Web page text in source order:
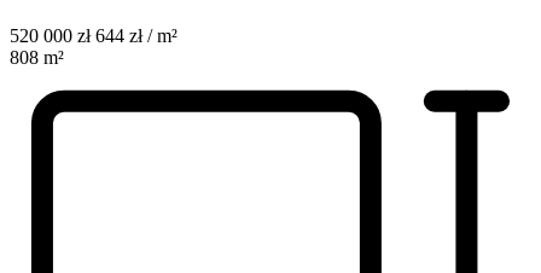
520 000 zł 644 zł / m²
808 m²